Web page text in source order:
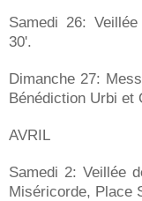
Samedi 26:
30'.
Dimanche 27:
Bénédiction Urbi et
AVRIL
Samedi 2: Veillée
Miséricorde, Place